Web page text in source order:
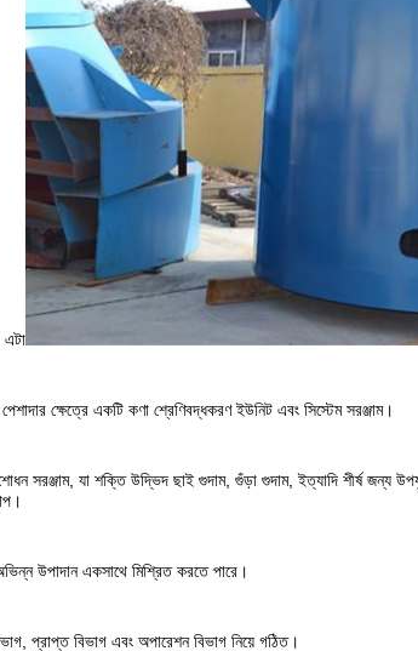
ক্ষেত্রে একটি কণা শ্রেণিবদ্ধকরণ ইউনিট এবং সিস্টেম সরঞ্জাম।
সরঞ্জাম, যা শক্তি উদ্ভিদ ছাই গুদাম, গুঁড়া গুদাম, ইত্যাদি শীর্ষ
উপাদান একসাথে মিশ্রিত করতে পারে।
প্রাপ্ত বিভাগ এবং অপারেশন বিভাগ নিয়ে গঠিত।